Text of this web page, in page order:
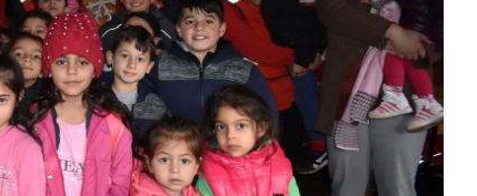
ЗДРАВСТВЕНО ПРЕВЕНТИВНА ДЕЈНОСТ
ПРВА ПОМОШ
КРВОДАРИТЕЛСТВО
ИНФОРМАЦИИ ЗА БОЛЕСТИ
МЕНАЏМЕНТ НА ВОЛОНТЕРИ